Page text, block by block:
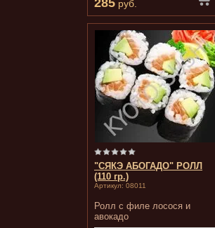
285 руб.
"СЯКЭ АБОГАДО" РОЛЛ
(110 гр.)
Артикул: 08011
Ролл с филе лосося и
авокадо